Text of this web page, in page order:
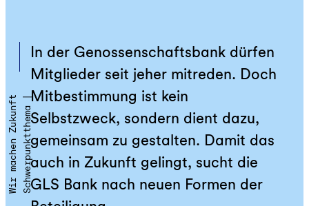
S
c
h
w
e
r
p
u
n
k
t
t
h
e
m
a
|
W
i
r
m
a
c
h
e
n
Z
u
k
u
n
f
t
In der Genossenschaftsbank dürfen
Mitglieder seit jeher mitreden. Doch
Mitbestimmung ist kein
Selbstzweck, sondern dient dazu,
gemeinsam zu gestalten. Damit das
auch in Zukunft gelingt, sucht die
GLS Bank nach neuen Formen der